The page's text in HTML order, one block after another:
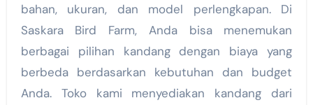
bahan, ukuran, dan model perlengkapan. Di
Saskara Bird Farm, Anda bisa menemukan
berbagai pilihan kandang dengan biaya yang
berbeda berdasarkan kebutuhan dan budget
Anda. Toko kami menyediakan kandang dari